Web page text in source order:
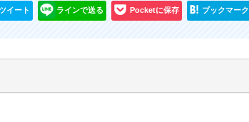
イート ラインで送る Pocketに保存 ブックマーク